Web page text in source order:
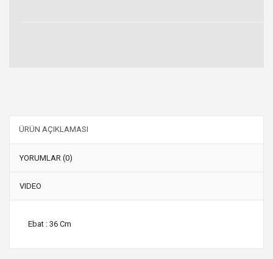
ÜRÜN AÇIKLAMASI
YORUMLAR (0)
VIDEO
Ebat : 36 Cm